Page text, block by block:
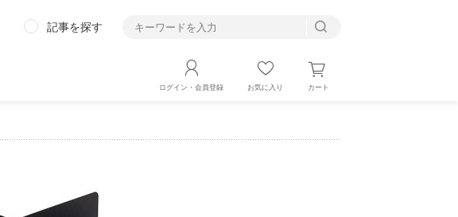
記事を探す
ログイン・会員登録 お気に入り カート